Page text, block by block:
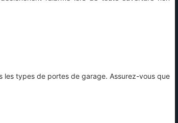
les types de portes de garage. Assurez-vous que